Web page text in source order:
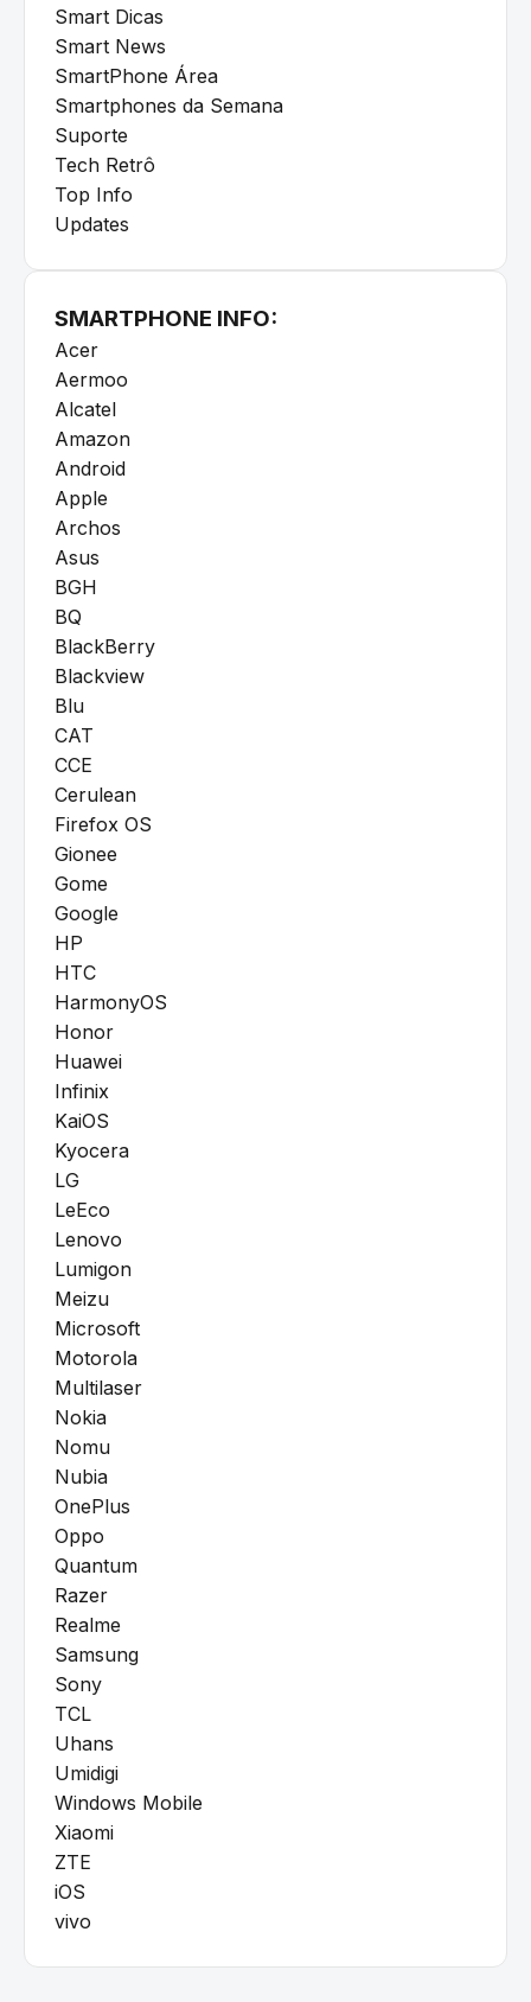
Smart Dicas
Smart News
SmartPhone Área
Smartphones da Semana
Suporte
Tech Retrô
Top Info
Updates
SMARTPHONE INFO:
Acer
Aermoo
Alcatel
Amazon
Android
Apple
Archos
Asus
BGH
BQ
BlackBerry
Blackview
Blu
CAT
CCE
Cerulean
Firefox OS
Gionee
Gome
Google
HP
HTC
HarmonyOS
Honor
Huawei
Infinix
KaiOS
Kyocera
LG
LeEco
Lenovo
Lumigon
Meizu
Microsoft
Motorola
Multilaser
Nokia
Nomu
Nubia
OnePlus
Oppo
Quantum
Razer
Realme
Samsung
Sony
TCL
Uhans
Umidigi
Windows Mobile
Xiaomi
ZTE
iOS
vivo